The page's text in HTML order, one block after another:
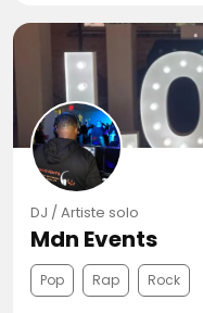
DJ / Artiste solo
Mdn Events
Pop Rap Rock